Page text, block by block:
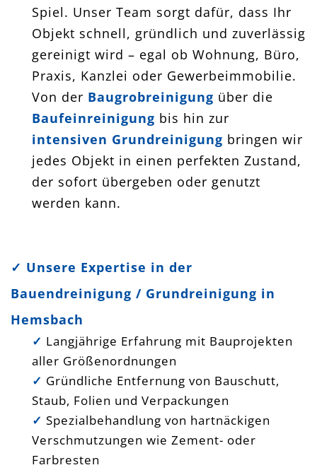
Spiel. Unser Team sorgt dafür, dass Ihr
Objekt schnell, gründlich und zuverlässig
gereinigt wird – egal ob Wohnung, Büro,
Praxis, Kanzlei oder Gewerbeimmobilie.
Von der Baugrobreinigung über die
Baufeinreinigung bis hin zur
intensiven Grundreinigung bringen wir
jedes Objekt in einen perfekten Zustand,
der sofort übergeben oder genutzt
werden kann.
✓ Unsere Expertise in der
Bauendreinigung / Grundreinigung in
Hemsbach
✓ Langjährige Erfahrung mit Bauprojekten
aller Größenordnungen
✓ Gründliche Entfernung von Bauschutt,
Staub, Folien und Verpackungen
✓ Spezialbehandlung von hartnäckigen
Verschmutzungen wie Zement- oder
Farbresten